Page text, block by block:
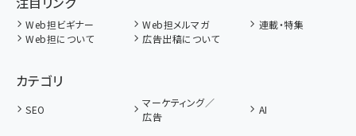
Web担ビギナー Web担メルマガ
連載・特集
Web担について
広告出稿について
カテゴリ
SEO
マーケティング／
広告
AI